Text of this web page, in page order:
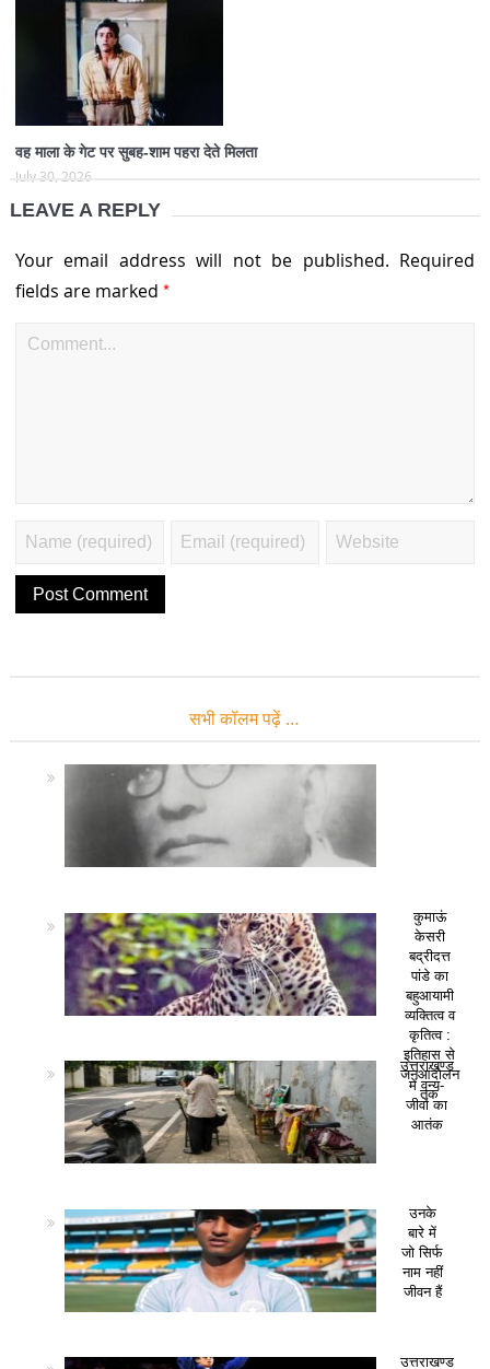
वह माला के गेट पर सुबह-शाम पहरा देते मिलता
July 30, 2026
LEAVE A REPLY
Your email address will not be published. Required
fields are marked *
सभी कॉलम पढ़ें …
कुमाऊं
केसरी
बद्रीदत्त
पांडे का
बहुआयामी
व्यक्तित्व व
कृतित्व :
इतिहास से
जनआंदोलन
तक
उत्तराखण्ड
में वन्य-
जीवों का
आतंक
उनके
बारे में
जो सिर्फ
नाम नहीं
जीवन हैं
उत्तराखण्ड